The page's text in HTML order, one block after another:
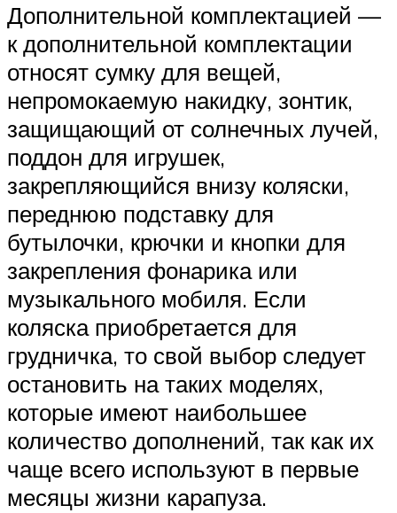
Дополнительной комплектацией —
к дополнительной комплектации
относят сумку для вещей,
непромокаемую накидку, зонтик,
защищающий от солнечных лучей,
поддон для игрушек,
закрепляющийся внизу коляски,
переднюю подставку для
бутылочки, крючки и кнопки для
закрепления фонарика или
музыкального мобиля. Если
коляска приобретается для
грудничка, то свой выбор следует
остановить на таких моделях,
которые имеют наибольшее
количество дополнений, так как их
чаще всего используют в первые
месяцы жизни карапуза.